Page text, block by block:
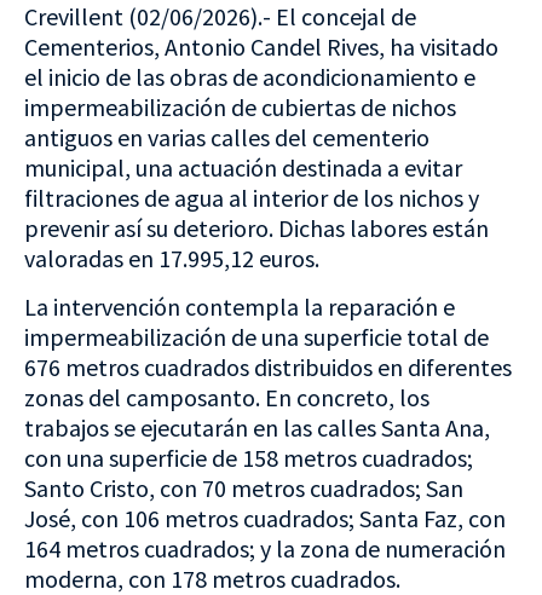
Crevillent (02/06/2026).- El concejal de
Cementerios, Antonio Candel Rives, ha visitado
el inicio de las obras de acondicionamiento e
impermeabilización de cubiertas de nichos
antiguos en varias calles del cementerio
municipal, una actuación destinada a evitar
filtraciones de agua al interior de los nichos y
prevenir así su deterioro. Dichas labores están
valoradas en 17.995,12 euros.
La intervención contempla la reparación e
impermeabilización de una superficie total de
676 metros cuadrados distribuidos en diferentes
zonas del camposanto. En concreto, los
trabajos se ejecutarán en las calles Santa Ana,
con una superficie de 158 metros cuadrados;
Santo Cristo, con 70 metros cuadrados; San
José, con 106 metros cuadrados; Santa Faz, con
164 metros cuadrados; y la zona de numeración
moderna, con 178 metros cuadrados.